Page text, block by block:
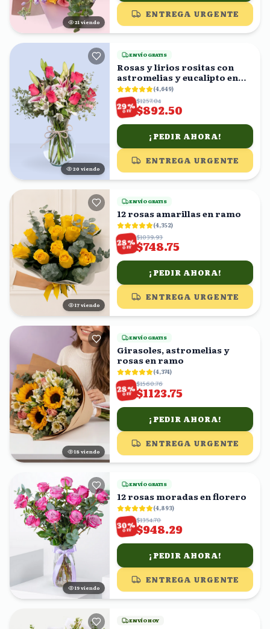
20 viendo
ENTREGA URGENTE
20 viendo
ENVÍO GRATIS
Rosas y lirios rositas con
astromelias y eucalipto en
florero (4,649)
29%
OFF
$1257.04
$892.50
¡PEDIR AHORA!
ENTREGA URGENTE
16 viendo
ENVÍO GRATIS
12 rosas amarillas en ramo
(4,352)
28%
OFF
$1039.93
$748.75
¡PEDIR AHORA!
ENTREGA URGENTE
18 viendo
ENVÍO GRATIS
Girasoles, astromelias y
rosas en ramo
(4,374)
28%
OFF
$1560.76
$1123.75
¡PEDIR AHORA!
ENTREGA URGENTE
18 viendo
ENVÍO GRATIS
12 rosas moradas en florero
(4,893)
30%
OFF
$1354.70
$948.29
¡PEDIR AHORA!
ENTREGA URGENTE
ENVÍO HOY